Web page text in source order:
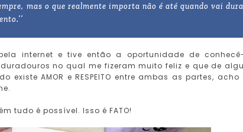
mas o que realmente importa não é até quando vai
internet e tive então a oportunidade de
no qual me fizeram muito feliz e que de
AMOR e RESPEITO entre ambas as partes, acho
tudo é possível. Isso é FATO!